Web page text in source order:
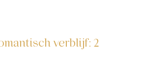
verblijf: 2